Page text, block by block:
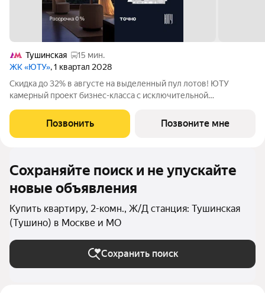
Тушинская
15 мин.
ЖК «ЮТУ», 1 квартал 2028
Скидка до 32% в августе на выделенный пул лотов! ЮТУ
камерный проект бизнес-класса с исключительной
благоустроенной набережной канала имени Москвы. Проект
создает идеальный баланс жизни в
Позвонить Позвоните мне
Сохраняйте поиск и не упускайте
новые объявления
Купить квартиру, 2-комн., Ж/Д станция: Тушинская
(Тушино) в Москве и МО
Сохранить поиск